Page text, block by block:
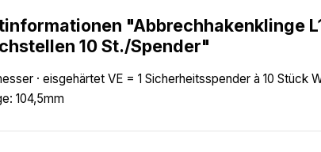
"Abbrechhakenklinge
10 St./Spender"
· eisgehärtet VE = 1 Sicherheitsspender à 10 Stück
104,5mm